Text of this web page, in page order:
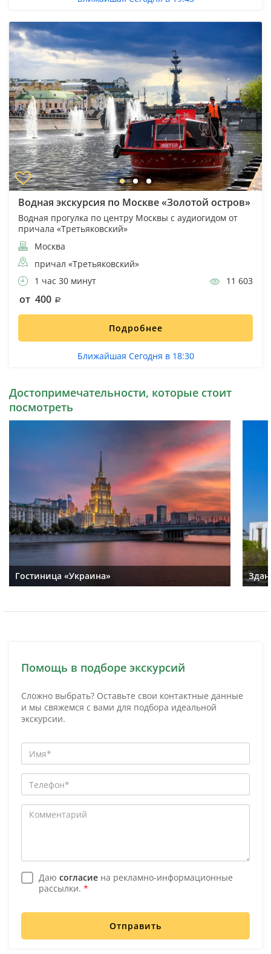
Водная экскурсия по Москве «Золотой остров»
Водная прогулка по центру Москвы с аудиогидом от
причала «Третьяковский»
Москва
причал «Третьяковский»
1 час 30 минут
11 603
от 400
Подробнее
Ближайшая Сегодня в 18:30
Достопримечательности, которые стоит
посмотреть
Гостиница «Украина»
Помощь в подборе экскурсий
Сложно выбрать? Оставьте свои контактные данные
и мы свяжемся с вами для подбора идеальной
экскурсии.
Даю согласие на рекламно-информационные
рассылки. *
Отправить